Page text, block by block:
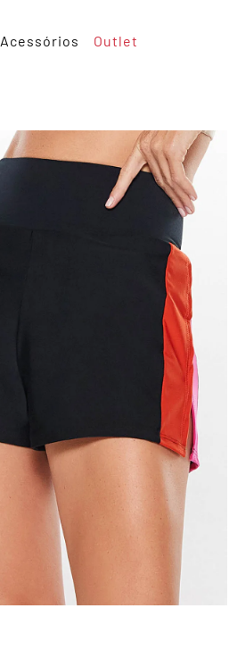
Acessórios Outlet